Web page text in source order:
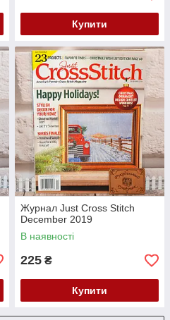
Купити
Журнал Just Cross Stitch
December 2019
В наявності
225 ₴
Купити